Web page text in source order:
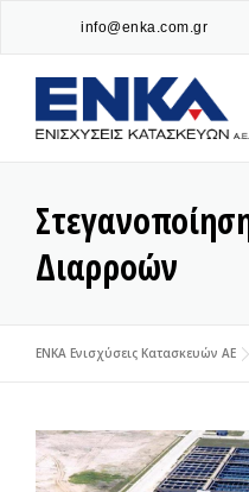
content
info@enka.com.gr
Διαρροών
ENKA Ενισχύσεις Κατασκευών ΑΕ